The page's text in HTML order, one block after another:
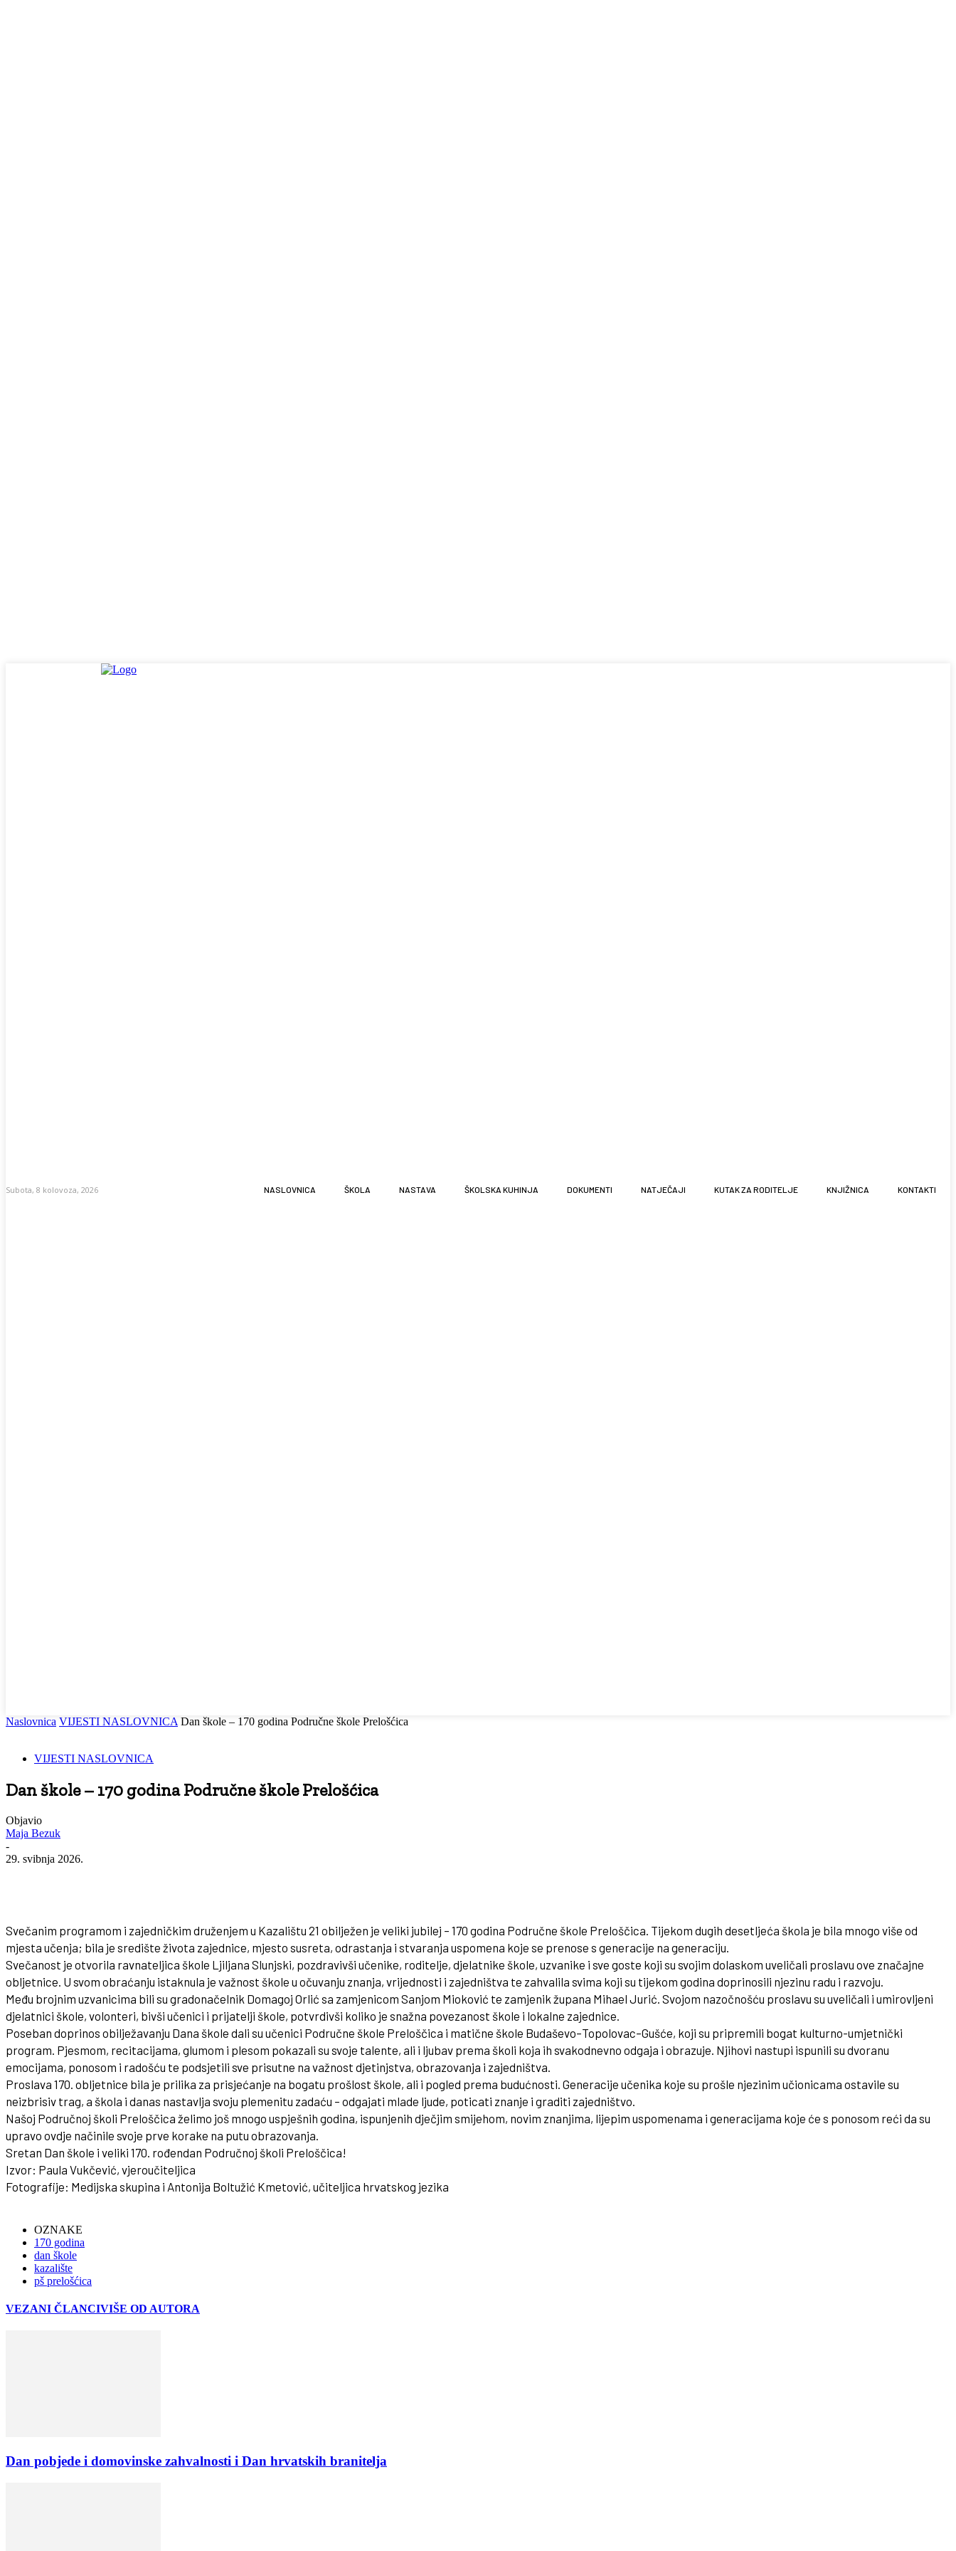
Subota, 8 kolovoza, 2026 NASLOVNICA ŠKOLA NASTAVA ŠKOLSKA KUHINJA DOKUMENTI NATJEČAJI KUTAK ZA RODITELJE KNJIŽNICA KONTAKTI
Naslovnica VIJESTI NASLOVNICA Dan škole – 170 godina Područne škole Prelošćica
VIJESTI NASLOVNICA
Dan škole – 170 godina Područne škole Prelošćica
Objavio
Maja Bezuk
-
29. svibnja 2026.
Svečanim programom i zajedničkim druženjem u Kazalištu 21 obilježen je veliki jubilej – 170 godina Područne škole Preloščica. Tijekom dugih desetljeća škola je bila mnogo više od
mjesta učenja; bila je središte života zajednice, mjesto susreta, odrastanja i stvaranja uspomena koje se prenose s generacije na generaciju.
Svečanost je otvorila ravnateljica škole Ljiljana Slunjski, pozdravivši učenike, roditelje, djelatnike škole, uzvanike i sve goste koji su svojim dolaskom uveličali proslavu ove značajne
obljetnice. U svom obraćanju istaknula je važnost škole u očuvanju znanja, vrijednosti i zajedništva te zahvalila svima koji su tijekom godina doprinosili njezinu radu i razvoju.
Među brojnim uzvanicima bili su gradonačelnik Domagoj Orlić sa zamjenicom Sanjom Mioković te zamjenik župana Mihael Jurić. Svojom nazočnošću proslavu su uveličali i umirovljeni
djelatnici škole, volonteri, bivši učenici i prijatelji škole, potvrdivši koliko je snažna povezanost škole i lokalne zajednice.
Poseban doprinos obilježavanju Dana škole dali su učenici Područne škole Preloščica i matične škole Budaševo–Topolovac–Gušće, koji su pripremili bogat kulturno-umjetnički
program. Pjesmom, recitacijama, glumom i plesom pokazali su svoje talente, ali i ljubav prema školi koja ih svakodnevno odgaja i obrazuje. Njihovi nastupi ispunili su dvoranu
emocijama, ponosom i radošću te podsjetili sve prisutne na važnost djetinjstva, obrazovanja i zajedništva.
Proslava 170. obljetnice bila je prilika za prisjećanje na bogatu prošlost škole, ali i pogled prema budućnosti. Generacije učenika koje su prošle njezinim učionicama ostavile su
neizbrisiv trag, a škola i danas nastavlja svoju plemenitu zadaću – odgajati mlade ljude, poticati znanje i graditi zajedništvo.
Našoj Područnoj školi Preloščica želimo još mnogo uspješnih godina, ispunjenih dječjim smijehom, novim znanjima, lijepim uspomenama i generacijama koje će s ponosom reći da su
upravo ovdje načinile svoje prve korake na putu obrazovanja.
Sretan Dan škole i veliki 170. rođendan Područnoj školi Preloščica!
Izvor: Paula Vukčević, vjeroučiteljica
Fotografije: Medijska skupina i Antonija Boltužić Kmetović, učiteljica hrvatskog jezika
OZNAKE
170 godina
dan škole
kazalište
pš prelošćica
VEZANI ČLANCIVIŠE OD AUTORA
Dan pobjede i domovinske zahvalnosti i Dan hrvatskih branitelja